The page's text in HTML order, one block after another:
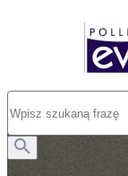
Opublikowano:
Dermokosmetyki w